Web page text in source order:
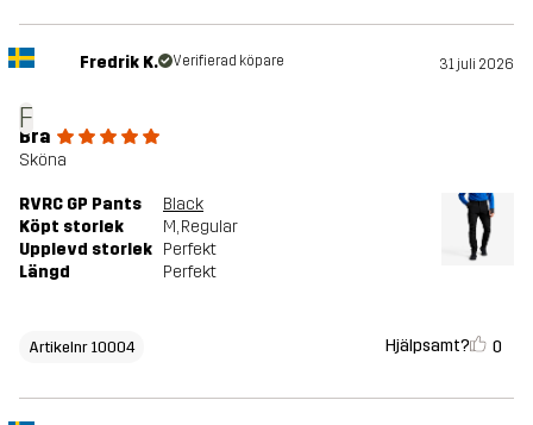
F
Fredrik K. Verifierad köpare 31 juli 2026
Bra
Sköna
RVRC GP Pants
Black
Köpt storlek
M, Regular
Upplevd storlek Perfekt
Längd
Perfekt
Artikelnr 10004 Hjälpsamt? 0